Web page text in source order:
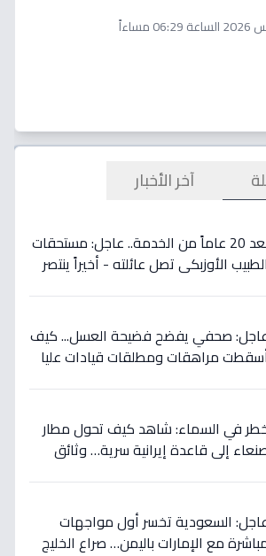
آخر الأخبار
بعد 20 عاماً من الخدمة.. عاجل: مستحقات
الطبيب الأوزبكي تصل عائلته - أخيراً ينتصر
صحفي يفضح فضيحة العسل... كيف
مراهقات ومطلقات قيادات عليا
في السماء: شاهد كيف تحول مطار
إلى قاعدة إيرانية سرية… وثائق
السعودية تخسر أول مواجهات
مع الإمارات باليمن… صراع الخليج